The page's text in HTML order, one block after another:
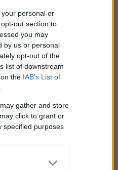
personal or
out section to
you may
by us or personal
opt-out of the
list of downstream
the IAB’s List of
gather and store
click to grant or
specified purposes